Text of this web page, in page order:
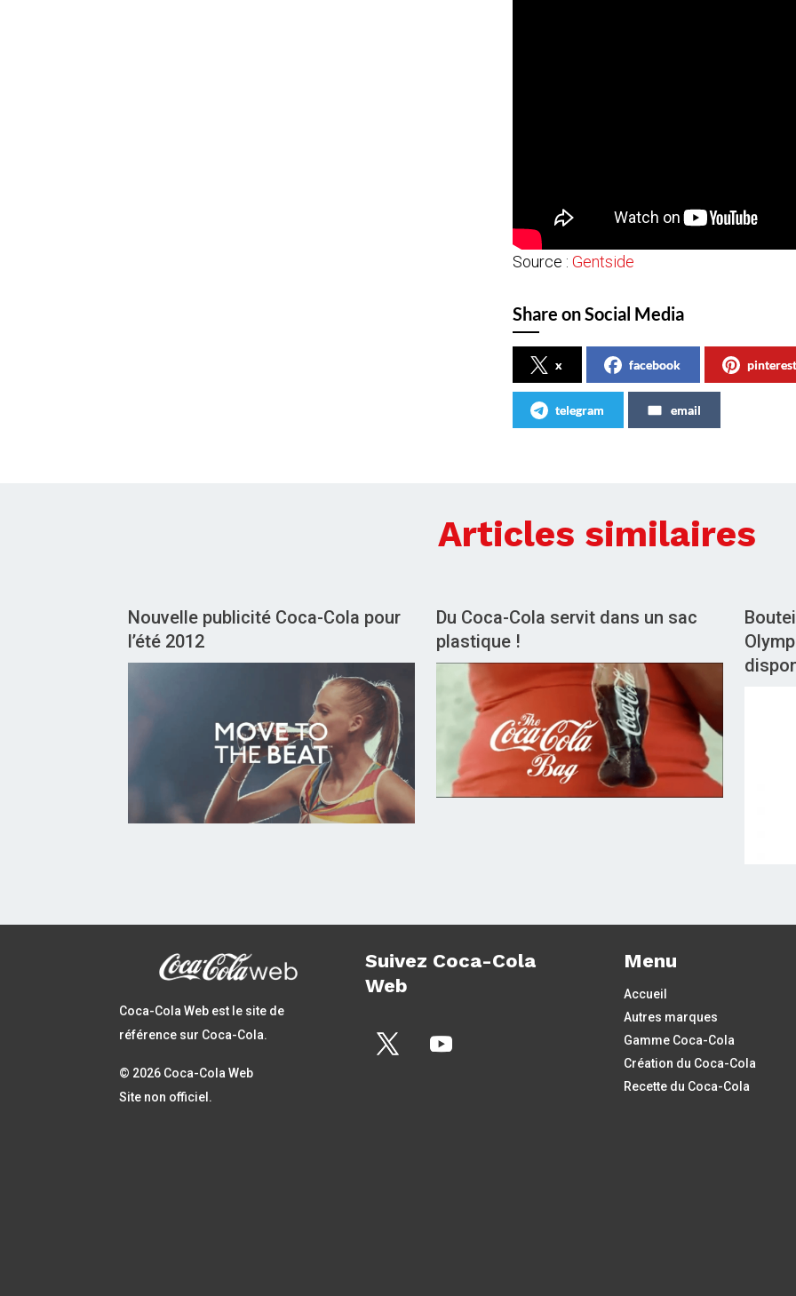
Source :Gentside
Share on Social Media
x facebook pinterest
telegram email
Articles similaires
Nouvelle publicité Coca-Cola pour
l’été 2012
Du Coca-Cola servit dans un sac
plastique !
Coca-Cola Web est le site de
référence sur Coca-Cola.
© 2026 Coca-Cola Web
Site non officiel.
Suivez Coca-Cola
Web
Menu
Accueil
Autres marques
Gamme Coca-Cola
Création du Coca-Cola
Recette du Coca-Cola